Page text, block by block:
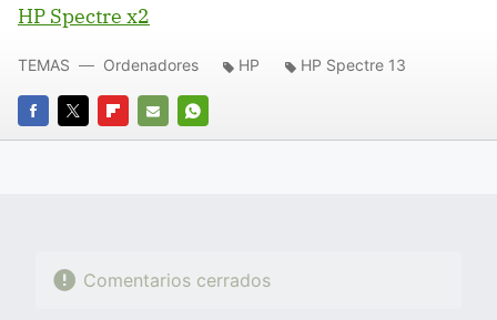
HP Spectre x2
FACEBOOK
TWITTERFLIPBOARD
E-
WHATSAPP
TEMAS Ordenadores HP HP Spectre 13
Comentarios cerrados